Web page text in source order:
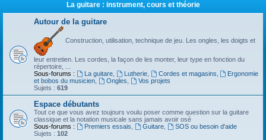
La guitare : instrument, cours et théorie
Autour de la guitare
Construction, utilisation, technique de jeu. Les ongles, les doigts et
leur entretien. Les cordes, la façon de les monter, leur type en fonction du
répertoire, ...
Sous-forums :
La guitare, Lutherie, Cordes et magasins
Ergonomie
et bobos du musicien
Ongles
Vos projets
Sujets : 619
Espace débutants
Tout ce que vous avez toujours voulu poser comme question sur la guitare
classique et la notation musicale sans jamais avoir osé
Sous-forums :
Premiers essais Guitare,
SOS ou besoin d'aide
Sujets : 102